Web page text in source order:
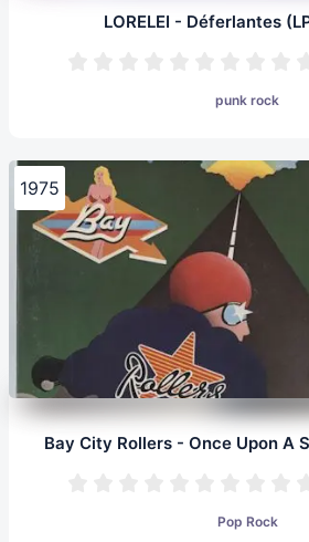
LORELEI - Déferlantes
punk rock
1975
Bay City Rollers - Once Upon A
Pop Rock